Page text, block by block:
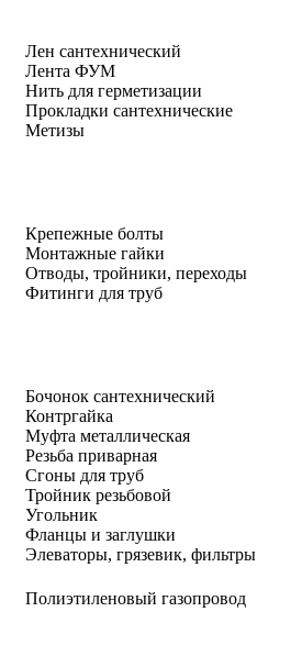
Лен сантехнический
Лента ФУМ
Нить для герметизации
Прокладки сантехнические
Метизы
Крепежные болты
Монтажные гайки
Отводы, тройники, переходы
Фитинги для труб
Бочонок сантехнический
Контргайка
Муфта металлическая
Резьба приварная
Сгоны для труб
Тройник резьбовой
Угольник
Фланцы и заглушки
Элеваторы, грязевик, фильтры
Полиэтиленовый газопровод